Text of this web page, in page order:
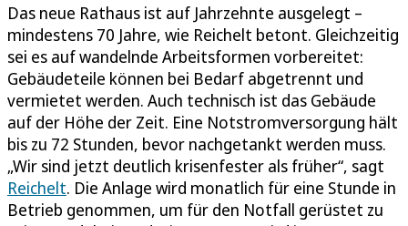
Das neue Rathaus ist auf Jahrzehnte ausgelegt –
mindestens 70 Jahre, wie Reichelt betont. Gleichzeitig
sei es auf wandelnde Arbeitsformen vorbereitet:
Gebäudeteile können bei Bedarf abgetrennt und
vermietet werden. Auch technisch ist das Gebäude
auf der Höhe der Zeit. Eine Notstromversorgung hält
bis zu 72 Stunden, bevor nachgetankt werden muss.
„Wir sind jetzt deutlich krisenfester als früher“, sagt
Reichelt. Die Anlage wird monatlich für eine Stunde in
Betrieb genommen, um für den Notfall gerüstet zu